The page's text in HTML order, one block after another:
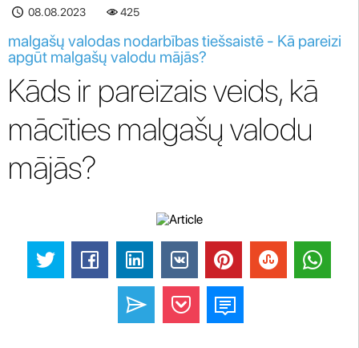
08.08.2023 425
malgašų valodas nodarbības tiešsaistē - Kā pareizi
apgūt malgašų valodu mājās?
Kāds ir pareizais veids, kā
mācīties malgašų valodu
mājās?